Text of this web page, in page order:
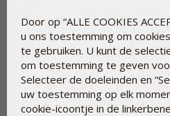
Jetlag
Door op “ALLE COOKIES
u ons toestemming om
te gebruiken. U kunt de
om toestemming te geven
Selecteer de doeleinden en
uw toestemming op elk
cookie-icoontje in de